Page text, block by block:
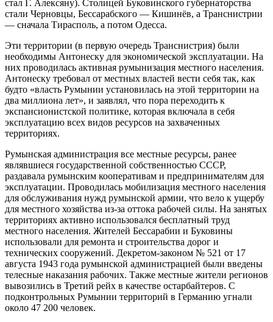
стал Г. Алексяну). Столицей Буковинского губернаторства
стали Черновцы, Бессарабского — Кишинёв, а Транснистрии
— сначала Тирасполь, а потом Одесса.
Эти территории (в первую очередь Транснистрия) были
необходимы Антонеску для экономической эксплуатации. На
них проводилась активная румынизация местного населения.
Антонеску требовал от местных властей вести себя так, как
будто «власть Румынии установилась на этой территории на
два миллиона лет», и заявлял, что пора переходить к
экспансионистской политике, которая включала в себя
эксплуатацию всех видов ресурсов на захваченных
территориях.
Румынская администрация все местные ресурсы, ранее
являвшиеся государственной собственностью СССР,
раздавала румынским кооперативам и предпринимателям для
эксплуатации. Проводилась мобилизация местного населения
для обслуживания нужд румынской армии, что вело к ущербу
для местного хозяйства из-за оттока рабочей силы. На занятых
территориях активно использовался бесплатный труд
местного населения. Жителей Бессарабии и Буковины
использовали для ремонта и строительства дорог и
технических сооружений. Декретом-законом № 521 от 17
августа 1943 года румынской администрацией были введены
телесные наказания рабочих. Также местные жители регионов
вывозились в Третий рейх в качестве остарбайтеров. С
подконтрольных Румынии территорий в Германию угнали
около 47 200 человек.